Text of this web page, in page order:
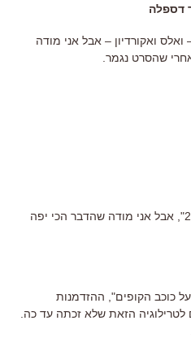
דספלה
ואקורדיון – אבל אני מודה
שהסרט נגמר.
אני הייתי בוחר ב"בלייד ראנר 2049", אבל אני מודה שהדבר הכי יפה
כוכב הקופים", ההזדמנות
הזאת שלא זכתה עד כה.